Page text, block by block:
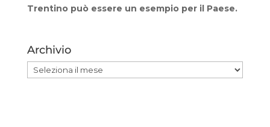
Trentino può essere un esempio per il Paese.
Archivio
Archivio